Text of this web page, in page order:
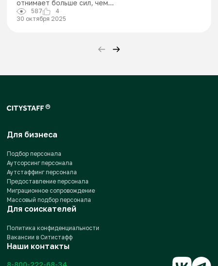
отнимает больше сил, чем...
587
4
30 октября 2025
Наши контакты
8-800-222-68-34
Для бизнеса
Подбор персонала
Аутсорсинг персонала
Аутстаффинг персонала
Предоставление персонала
Миграционное сопровождение
Массовый подбор персонала
Для соискателей
Политика конфиденциальности
Вакансии в Ситистафф